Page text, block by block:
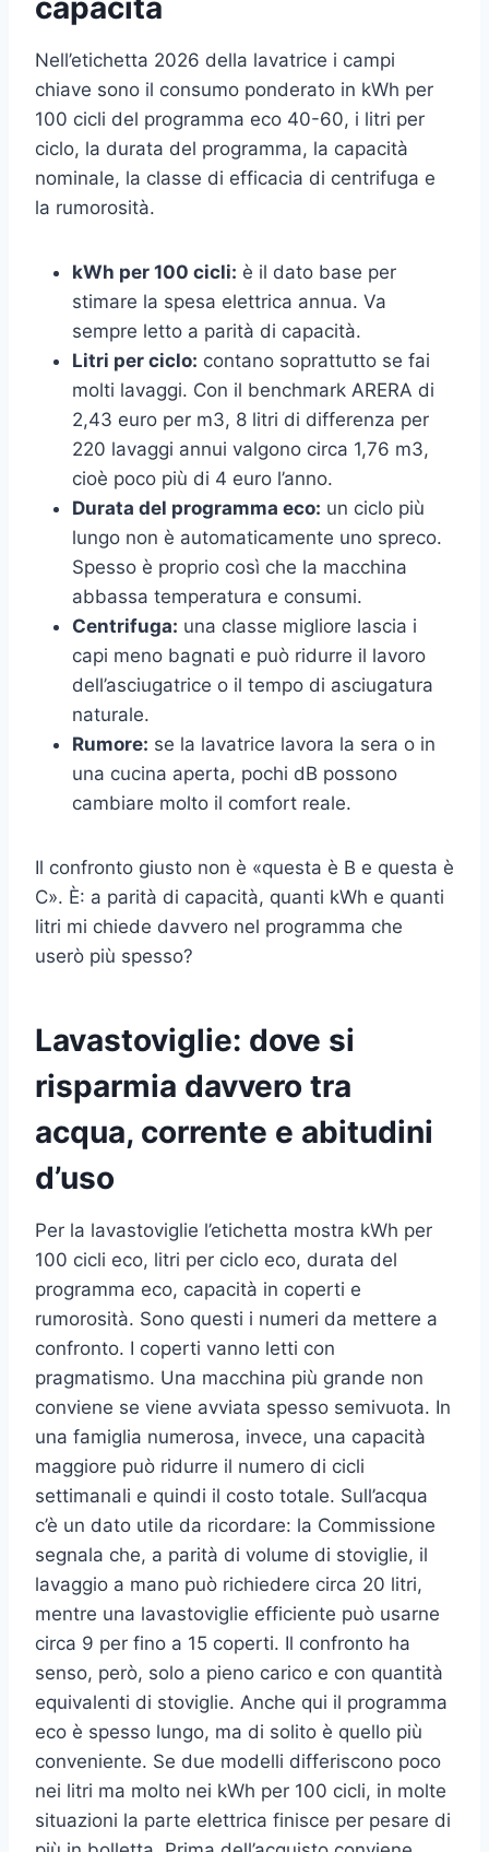
capacità
Nell’etichetta 2026 della lavatrice i campi
chiave sono il consumo ponderato in kWh per
100 cicli del programma eco 40-60, i litri per
ciclo, la durata del programma, la capacità
nominale, la classe di efficacia di centrifuga e
la rumorosità.
kWh per 100 cicli: è il dato base per
stimare la spesa elettrica annua. Va
sempre letto a parità di capacità.
Litri per ciclo: contano soprattutto se fai
molti lavaggi. Con il benchmark ARERA di
2,43 euro per m3, 8 litri di differenza per
220 lavaggi annui valgono circa 1,76 m3,
cioè poco più di 4 euro l’anno.
Durata del programma eco: un ciclo più
lungo non è automaticamente uno spreco.
Spesso è proprio così che la macchina
abbassa temperatura e consumi.
Centrifuga: una classe migliore lascia i
capi meno bagnati e può ridurre il lavoro
dell’asciugatrice o il tempo di asciugatura
naturale.
Rumore: se la lavatrice lavora la sera o in
una cucina aperta, pochi dB possono
cambiare molto il comfort reale.
Il confronto giusto non è «questa è B e questa è
C». È: a parità di capacità, quanti kWh e quanti
litri mi chiede davvero nel programma che
userò più spesso?
Lavastoviglie: dove si
risparmia davvero tra
acqua, corrente e abitudini
d’uso
Per la lavastoviglie l’etichetta mostra kWh per
100 cicli eco, litri per ciclo eco, durata del
programma eco, capacità in coperti e
rumorosità. Sono questi i numeri da mettere a
confronto. I coperti vanno letti con
pragmatismo. Una macchina più grande non
conviene se viene avviata spesso semivuota. In
una famiglia numerosa, invece, una capacità
maggiore può ridurre il numero di cicli
settimanali e quindi il costo totale. Sull’acqua
c’è un dato utile da ricordare: la Commissione
segnala che, a parità di volume di stoviglie, il
lavaggio a mano può richiedere circa 20 litri,
mentre una lavastoviglie efficiente può usarne
circa 9 per fino a 15 coperti. Il confronto ha
senso, però, solo a pieno carico e con quantità
equivalenti di stoviglie. Anche qui il programma
eco è spesso lungo, ma di solito è quello più
conveniente. Se due modelli differiscono poco
nei litri ma molto nei kWh per 100 cicli, in molte
situazioni la parte elettrica finisce per pesare di